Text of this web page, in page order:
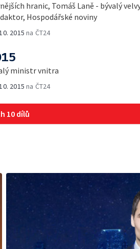
hranic, Tomáš Laně - bývalý
Hospodářské noviny
2015 na ČT24
ministr vnitra
2015 na ČT24
10 dílů